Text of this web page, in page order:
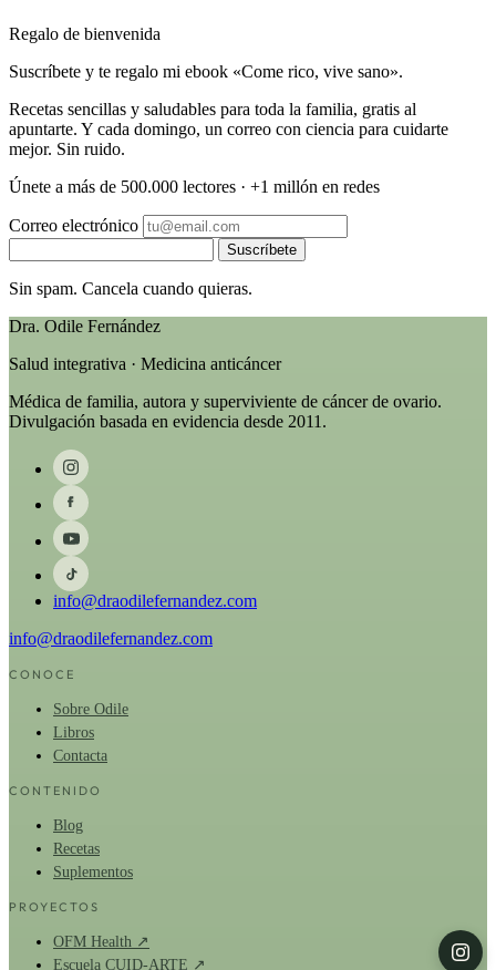
Regalo de bienvenida
Suscríbete y te regalo mi ebook «Come rico, vive sano».
Recetas sencillas y saludables para toda la familia, gratis al
apuntarte. Y cada domingo, un correo con ciencia para cuidarte
mejor. Sin ruido.
Únete a más de 500.000 lectores · +1 millón en redes
Correo electrónico
Suscríbete
Sin spam. Cancela cuando quieras.
Dra. Odile Fernández
Salud integrativa · Medicina anticáncer
Médica de familia, autora y superviviente de cáncer de ovario.
Divulgación basada en evidencia desde 2011.
info@draodilefernandez.com
info@draodilefernandez.com
CONOCE
Sobre Odile
Libros
Contacta
CONTENIDO
Blog
Recetas
Suplementos
PROYECTOS
OFM Health ↗
Escuela CUID-ARTE ↗